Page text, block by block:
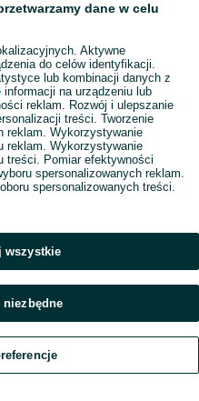
Czat Konto
dane w celu
Aktywne
do celów identyfikacji.
lub kombinacji danych z
informacji na urządzeniu lub
reklam. Rozwój i ulepszanie
treści. Tworzenie
reklam. Wykorzystywanie
reklam. Wykorzystywanie
treści. Pomiar efektywności
spersonalizowanych reklam.
spersonalizowanych treści.
wszystkie